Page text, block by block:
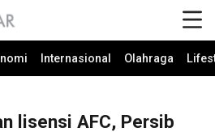
Internasional Olahraga
lisensi AFC, Persib